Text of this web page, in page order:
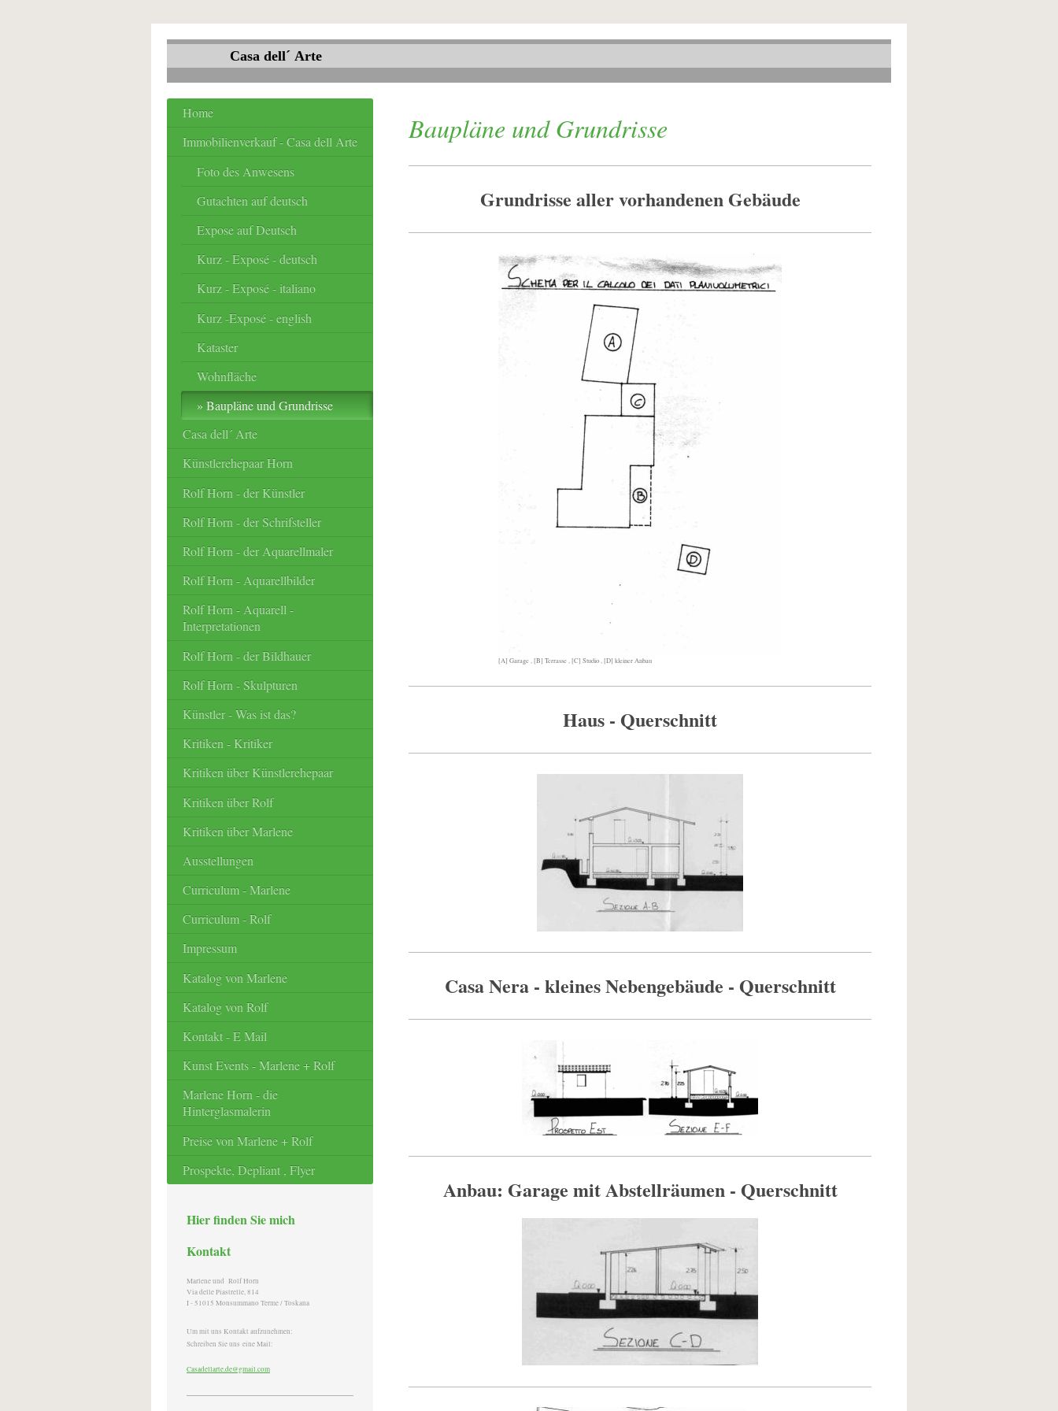
Casa dell´ Arte
Baupläne und Grundrisse
Grundrisse aller vorhandenen Gebäude
[A] Garage , [B] Terrasse , [C] Studio , [D] kleiner Anbau
Haus - Querschnitt
Casa Nera - kleines Nebengebäude - Querschnitt
Anbau: Garage mit Abstellräumen - Querschnitt
Home
Immobilienverkauf - Casa dell Arte
Foto des Anwesens
Gutachten auf deutsch
Expose auf Deutsch
Kurz - Exposé - deutsch
Kurz - Exposé - italiano
Kurz -Exposé - english
Kataster
Wohnfläche
Baupläne und Grundrisse
Casa dell´ Arte
Künstlerehepaar Horn
Rolf Horn - der Künstler
Rolf Horn - der Schrifsteller
Rolf Horn - der Aquarellmaler
Rolf Horn - Aquarellbilder
Rolf Horn - Aquarell -
Interpretationen
Rolf Horn - der Bildhauer
Rolf Horn - Skulpturen
Künstler - Was ist das?
Kritiken - Kritiker
Kritiken über Künstlerehepaar
Kritiken über Rolf
Kritiken über Marlene
Ausstellungen
Curriculum - Marlene
Curriculum - Rolf
Impressum
Katalog von Marlene
Katalog von Rolf
Kontakt - E Mail
Kunst Events - Marlene + Rolf
Marlene Horn - die
Hinterglasmalerin
Preise von Marlene + Rolf
Prospekte, Depliant , Flyer
Hier finden Sie mich
Kontakt
Marlene und Rolf Horn
Via delle Piastrelle, 814
I - 51015 Monsummano Terme / Toskana
Um mit uns Kontakt aufzunehmen:
Schreiben Sie uns eine Mail:
Casadellarte.de@gmail.com